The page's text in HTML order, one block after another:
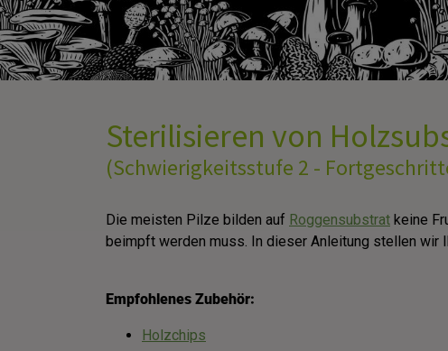
Sterilisieren von
(Schwierigkeitsstufe 2 -
Die meisten Pilze bilden auf Roggensubstrat keine
beimpft werden muss. In dieser Anleitung stellen wir
Empfohlenes Zubehör:
Holzchips